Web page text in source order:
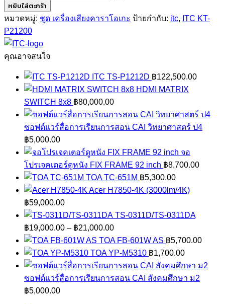
ITC
KT-
P21200
ชิ้น
หยิบใส่ตะกร้า
หมวดหมู่: ชุด เครื่องเสียงคาราโอเกะ ป้ายกำกับ: itc, ITC KT-
P21200
คุณอาจสนใจ
ITC TS-P1212D ฿122,500.00
HDMI MATRIX
SWITCH 8x8 ฿80,000.00
ซอฟต์แวร์สื่อการเรียนการสอน CAI วิทยาศาสตร์ ป4
฿5,000.00
จอ
โปรเจคเตอร์ดูหนัง FIX FRAME 92 inch ฿8,700.00
TOA TC-651M ฿5,300.00
Acer H7850-4K (3000lm/4K)
฿59,000.00
TS-0311D/TS-0311DA
฿19,000.00 – ฿21,000.00Price
range:
฿19,000.00
through
฿21,000.00
TOA FB-601W AS ฿5,700.00
TOA YP-M5310 ฿1,700.00
ซอฟต์แวร์สื่อการเรียนการสอน CAI สังคมศึกษา ม2
฿5,000.00